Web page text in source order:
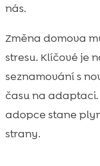
nás.
Změna domova
stresu. Klíčové je
seznamování s
času na adaptaci.
adopce stane
strany.